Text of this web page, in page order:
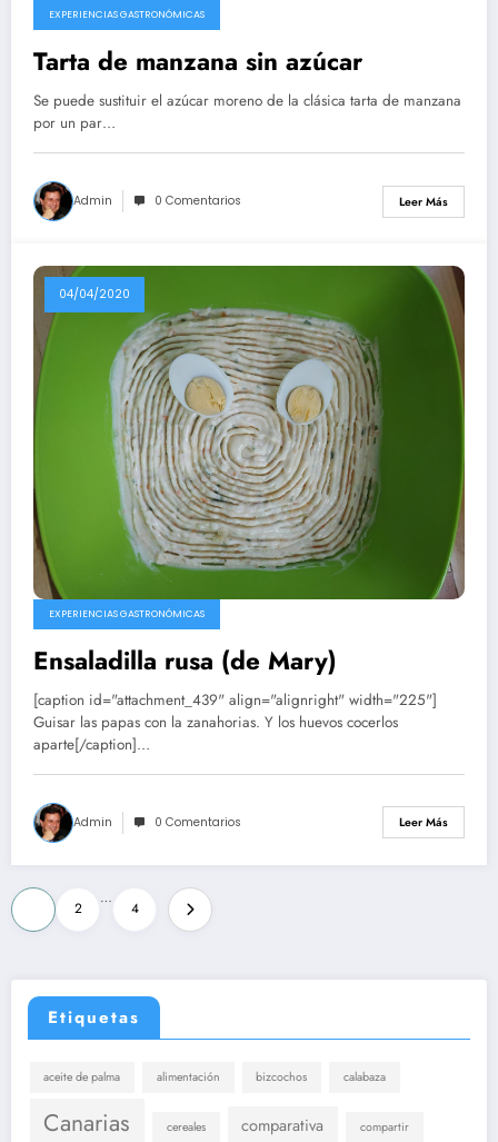
EXPERIENCIAS GASTRONÓMICAS
Tarta de manzana sin azúcar
Se puede sustituir el azúcar moreno de la clásica tarta de manzana
por un par…
Admin 0 Comentarios Leer Más
04/04/2020
EXPERIENCIAS GASTRONÓMICAS
Ensaladilla rusa (de Mary)
[caption id="attachment_439" align="alignright" width="225"]
Guisar las papas con la zanahorias. Y los huevos cocerlos
aparte[/caption]…
Admin 0 Comentarios Leer Más
Paginación
de
entradas
2
…
4
Etiquetas
aceite de palma alimentación bizcochos calabaza
Canarias cereales comparativa compartir